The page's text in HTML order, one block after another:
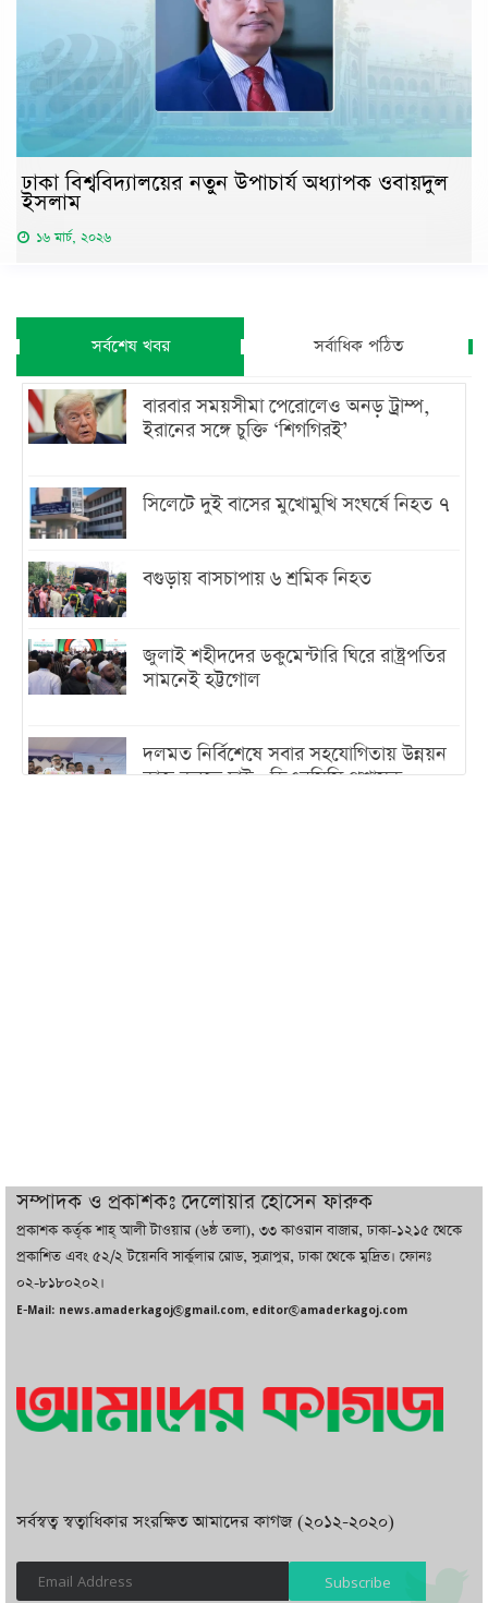
ঢাকা বিশ্ববিদ্যালয়ের নতুন উপাচার্য অধ্যাপক ওবায়দুল
ইসলাম
১৬ মার্চ, ২০২৬
সর্বশেষ খবর সর্বাধিক পঠিত
বারবার সময়সীমা পেরোলেও অনড় ট্রাম্প,
ইরানের সঙ্গে চুক্তি ‘শিগগিরই’
সিলেটে দুই বাসের মুখোমুখি সংঘর্ষে নিহত ৭
বগুড়ায় বাসচাপায় ৬ শ্রমিক নিহত
জুলাই শহীদদের ডকুমেন্টারি ঘিরে রাষ্ট্রপতির
সামনেই হট্টগোল
দলমত নির্বিশেষে সবার সহযোগিতায় উন্নয়ন
কাজ করতে চাই : ডিএনসিসি প্রশাসক
বাজারে কাঁচা মরিচে ‘আগুন’, ‘এত দাম তো
আগে দেখিনি’
সম্পাদক ও প্রকাশকঃ দেলোয়ার হোসেন ফারুক
প্রকাশক কর্তৃক শাহ্ আলী টাওয়ার (৬ষ্ঠ তলা), ৩৩ কাওরান বাজার, ঢাকা-১২১৫ থেকে
প্রকাশিত এবং ৫২/২ টয়েনবি সার্কুলার রোড, সুত্রাপুর, ঢাকা থেকে মুদ্রিত। ফোনঃ
০২-৮১৮০২০২।
E-Mail: news.amaderkagoj@gmail.com, editor@amaderkagoj.com
সর্বস্বত্ব স্বত্বাধিকার সংরক্ষিত আমাদের কাগজ (২০১২-২০২০)